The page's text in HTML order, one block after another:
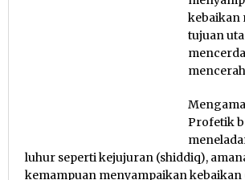
kebaikan
tujuan
Profetik
luhur seperti kejujuran (shiddiq),
kemampuan menyampaikan kebaikan